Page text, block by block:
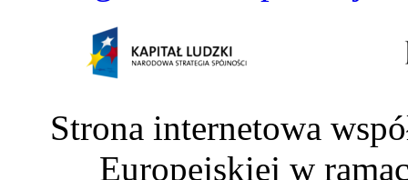
Strona internetowa
Europejskiej w